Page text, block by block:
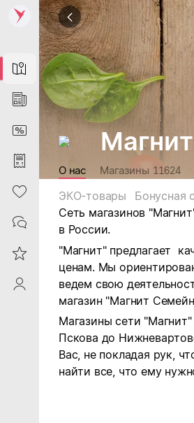
Map
News
DiscountCard
Purchases
Heart
Contacts
Reviews
ProfileSaby
Магнит
О нас Магазины 11624
ЭКО-товары Бонусная
Сеть магазинов
в России.
"Магнит" предлагает
ценам. Мы
ведем свою
магазин "Магнит
Магазины сети
Пскова до
Вас, не покладая рук,
найти все, что ему